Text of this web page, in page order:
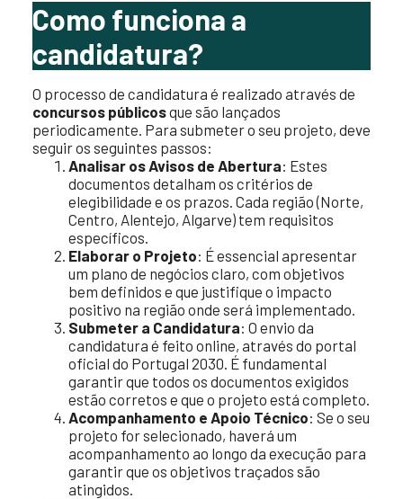
Como funciona a
candidatura?
O processo de candidatura é realizado através de
concursos públicosque são lançados
periodicamente. Para submeter o seu projeto, deve
seguir os seguintes passos:
Analisar os Avisos de Abertura: Estes
documentos detalham os critérios de
elegibilidade e os prazos. Cada região (Norte,
Centro, Alentejo, Algarve) tem requisitos
específicos.
Elaborar o Projeto: É essencial apresentar
um plano de negócios claro, com objetivos
bem definidos e que justifique o impacto
positivo na região onde será implementado.
Submeter a Candidatura: O envio da
candidatura é feito online, através do portal
oficial do Portugal 2030. É fundamental
garantir que todos os documentos exigidos
estão corretos e que o projeto está completo.
Acompanhamento e Apoio Técnico: Se o seu
projeto for selecionado, haverá um
acompanhamento ao longo da execução para
garantir que os objetivos traçados são
atingidos.